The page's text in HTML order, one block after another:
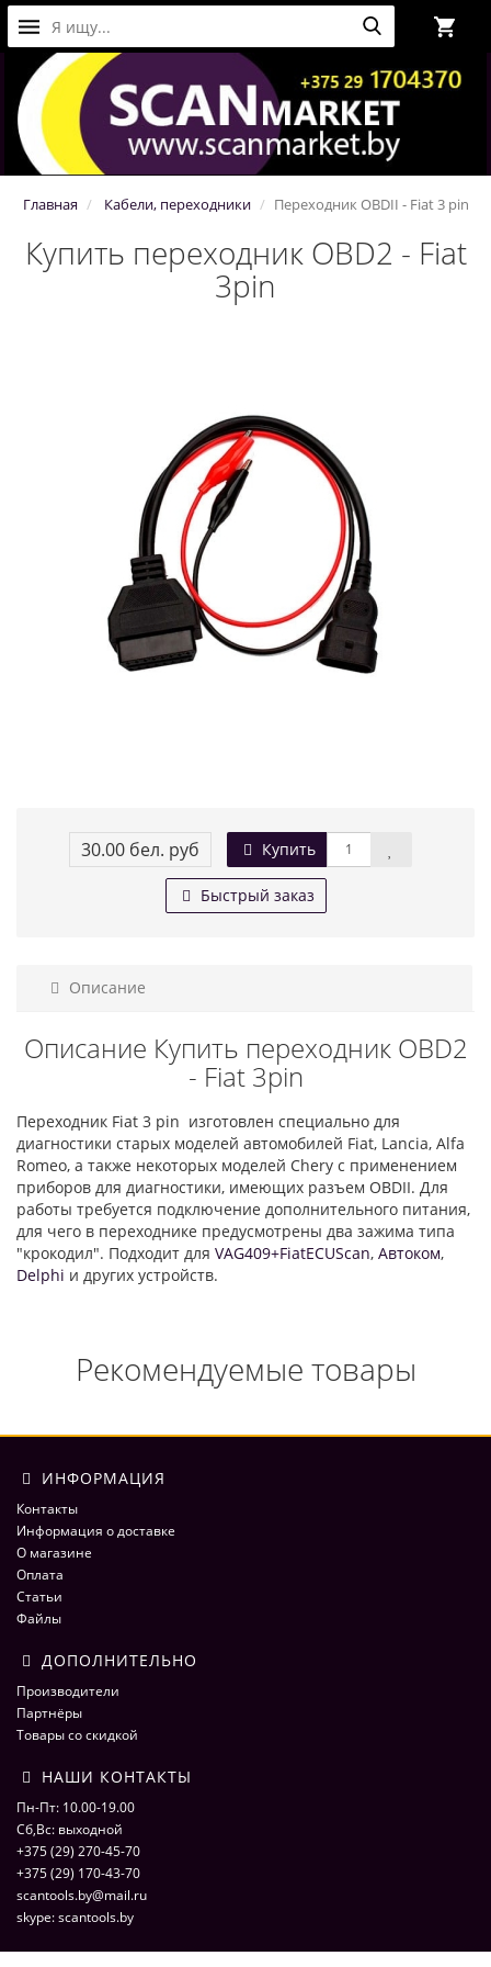
Главная Кабели, переходники Переходник OBDII - Fiat 3 pin
Купить переходник OBD2 - Fiat
3pin
30.00 бел. руб Купить
Быстрый заказ
Описание
Описание Купить переходник OBD2
- Fiat 3pin
Переходник Fiat 3 pin изготовлен специально для
диагностики старых моделей автомобилей Fiat, Lancia, Alfa
Romeo, а также некоторых моделей Chery с применением
приборов для диагностики, имеющих разъем OBDII. Для
работы требуется подключение дополнительного питания,
для чего в переходнике предусмотрены два зажима типа
"крокодил". Подходит для VAG409+FiatECUScan, Автоком,
Delphi и других устройств.
Рекомендуемые товары
ИНФОРМАЦИЯ
Контакты
Информация о доставке
О магазине
Оплата
Статьи
Файлы
ДОПОЛНИТЕЛЬНО
Производители
Партнёры
Товары со скидкой
НАШИ КОНТАКТЫ
Пн-Пт: 10.00-19.00
Сб,Вс: выходной
+375 (29) 270-45-70
+375 (29) 170-43-70
scantools.by@mail.ru
skype: scantools.by